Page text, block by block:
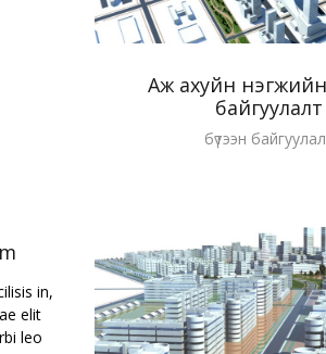
Аж ахуйн нэгжийн
байгуулалт
бүтээн
in,
elit
leo